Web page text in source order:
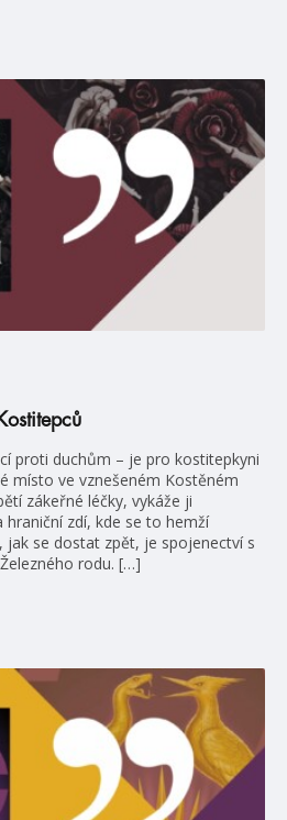
proti duchům – je pro kostitepkyni
místo ve vznešeném Kostěném
zákeřné léčky, vykáže ji
hraniční zdí, kde se to hemží
jak se dostat zpět, je spojenectví s
rodu. […]